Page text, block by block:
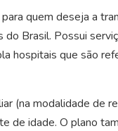
quem deseja a
Brasil. Possui
hospitais que são
(na modalidade de
de idade. O plano